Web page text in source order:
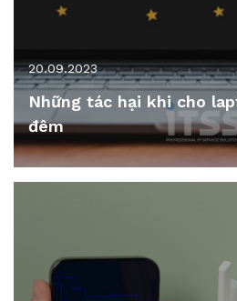
20.09.2023
Những tác hại khi cho
đêm